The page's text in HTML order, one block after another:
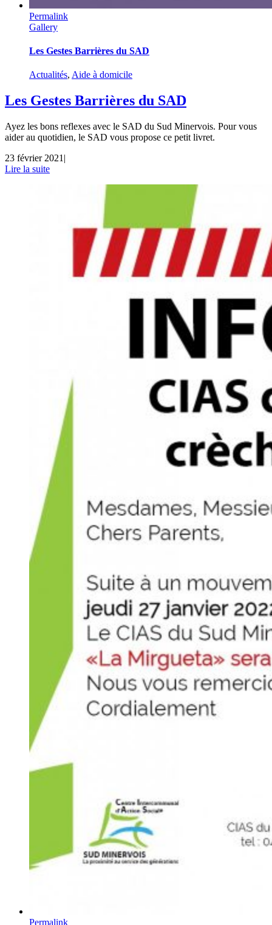
Permalink
Gallery
Les Gestes Barrières du SAD
Actualités, Aide à domicile
Les Gestes Barrières du SAD
Ayez les bons reflexes avec le SAD du Sud Minervois. Pour vous
aider au quotidien, le SAD vous propose ce petit livret.
23 février 2021 |
Lire la suite
Permalink